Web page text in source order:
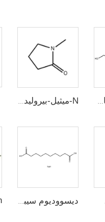
لاوريل ميركابتان (n-دووديسيل ميركابتان، 1-دووديكانيثيول) N-ميثيل-بيروليدون